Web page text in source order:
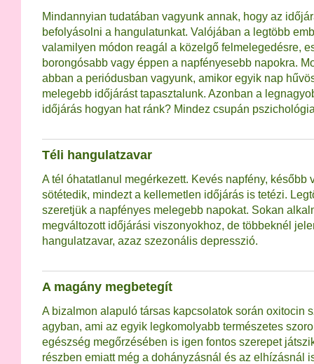
Mindannyian tudatában vagyunk annak, hogy az
befolyásolni a hangulatunkat. Valójában a legtöbb
valamilyen módon reagál a közelgő felmelegedésre,
borongósabb vagy éppen a napfényesebb napokra.
abban a periódusban vagyunk, amikor egyik nap
melegebb időjárást tapasztalunk. Azonban a
időjárás hogyan hat ránk? Mindez csupán
Téli hangulatzavar
A tél óhatatlanul megérkezett. Kevés napfény, később
sötétedik, mindezt a kellemetlen időjárás is tetézi.
szeretjük a napfényes melegebb napokat. Sokan
megváltozott időjárási viszonyokhoz, de többeknél
hangulatzavar, azaz szezonális depresszió.
A magány megbetegít
A bizalmon alapuló társas kapcsolatok során oxitocin
agyban, ami az egyik legkomolyabb természetes
egészség megőrzésében is igen fontos szerepet
részben emiatt még a dohányzásnál és az elhízásnál